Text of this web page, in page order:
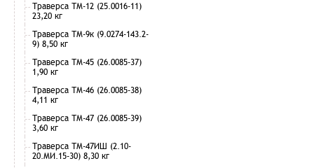
Траверса ТМ-12 (25.0016-11)
23,20 кг
Траверса ТМ-9к (9.0274-143.2-
9) 8,50 кг
Траверса ТМ-45 (26.0085-37)
1,90 кг
Траверса ТМ-46 (26.0085-38)
4,11 кг
Траверса ТМ-47 (26.0085-39)
3,60 кг
Траверса ТМ-47ИШ (2.10-
20.МИ.15-30) 8,30 кг